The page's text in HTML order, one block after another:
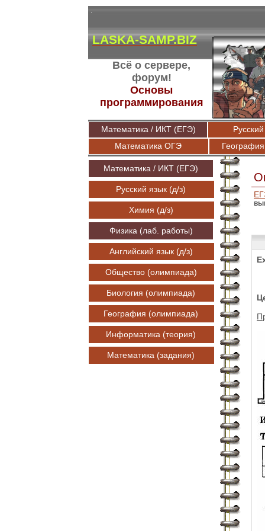
LASKA-SAMP.BIZ
Всё о сервере,
форум!
Основы
программирования
Математика / ИКТ (ЕГЭ)
Математика ОГЭ
Математика / ИКТ (ЕГЭ)
Русский язык (д/з)
Химия (д/з)
Физика (лаб. работы)
Английский язык (д/з)
Общество (олимпиада)
Биология (олимпиада)
География (олимпиада)
Информатика (теория)
Математика (задания)